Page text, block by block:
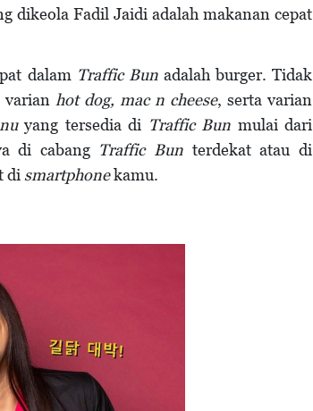
dikeola Fadil Jaidi adalah makanan cepat
dalam Traffic Bunadalah burger. Tidak
varian hot dog, mac n cheese, serta varian
yang tersedia di Traffic Bun mulai dari
di cabang Traffic Bun terdekat atau di
dismartphonekamu.